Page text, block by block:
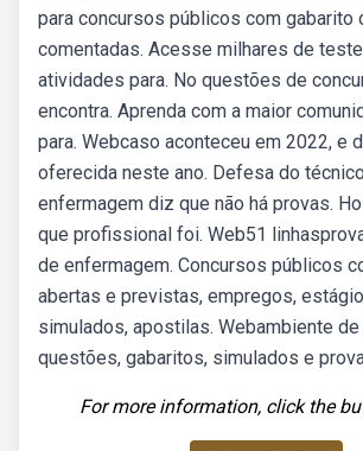
para concursos públicos com gabarito
comentadas. Acesse milhares de
atividades para. No questões de
encontra. Aprenda com a maior
para. Webcaso aconteceu em 2022, e
oferecida neste ano. Defesa do
enfermagem diz que não há provas.
que profissional foi. Web51
de enfermagem. Concursos públicos
abertas e previstas, empregos,
simulados, apostilas. Webambiente
questões, gabaritos, simulados e
For more information, click the